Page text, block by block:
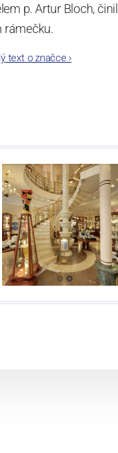
p. Artur Bloch,
rámečku.
čtete tento úvod,
text o značce›